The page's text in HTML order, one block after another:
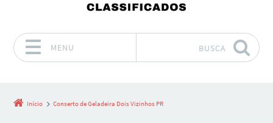
MENU BUSCA
Início Conserto de Geladeira Dois Vizinhos PR